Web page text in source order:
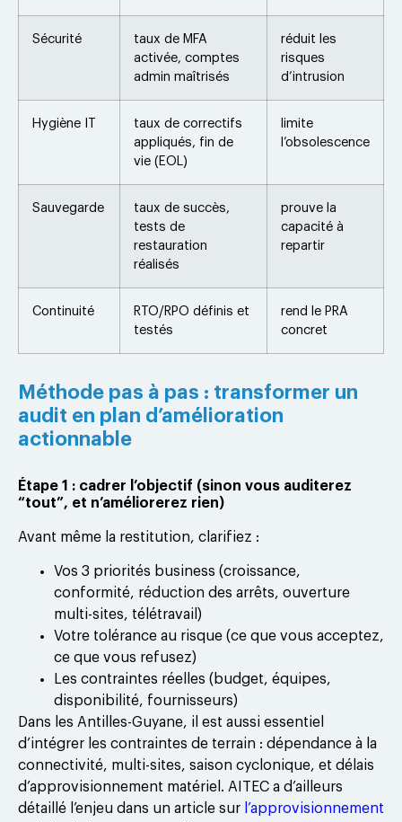
Sécurité
taux de MFA
activée, comptes
admin maîtrisés
réduit les
risques
d’intrusion
Hygiène IT
taux de correctifs
appliqués, fin de
vie (EOL)
limite
l’obsolescence
Sauvegarde
taux de succès,
tests de
restauration
réalisés
prouve la
capacité à
repartir
Continuité
RTO/RPO définis et
testés
rend le PRA
concret
Méthode pas à pas : transformer un
audit en plan d’amélioration
actionnable
Étape 1 : cadrer l’objectif (sinon vous auditerez
“tout”, et n’améliorerez rien)
Avant même la restitution, clarifiez :
Vos 3 priorités business (croissance,
conformité, réduction des arrêts, ouverture
multi-sites, télétravail)
Votre tolérance au risque (ce que vous acceptez,
ce que vous refusez)
Les contraintes réelles (budget, équipes,
disponibilité, fournisseurs)
Dans les Antilles-Guyane, il est aussi essentiel
d’intégrer les contraintes de terrain : dépendance à la
connectivité, multi-sites, saison cyclonique, et délais
d’approvisionnement matériel. AITEC a d’ailleurs
détaillé l’enjeu dans un article sur l’approvisionnement